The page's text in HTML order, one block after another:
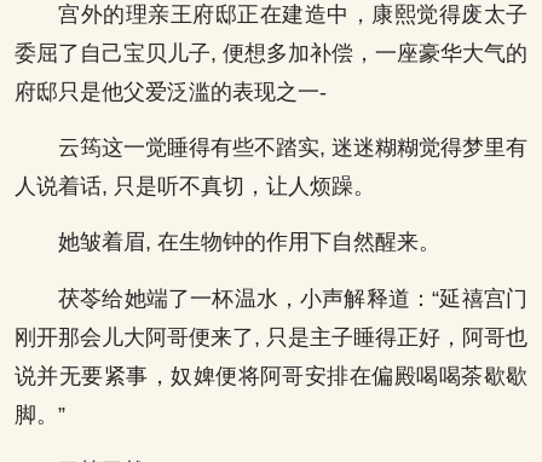
宫外的理亲王府邸正在建造中，康熙觉得废太子
委屈了自己宝贝儿子, 便想多加补偿，一座豪华大气的
府邸只是他父爱泛滥的表现之一-
云筠这一觉睡得有些不踏实, 迷迷糊糊觉得梦里有
人说着话, 只是听不真切，让人烦躁。
她皱着眉, 在生物钟的作用下自然醒来。
茯苓给她端了一杯温水，小声解释道：“延禧宫门
刚开那会儿大阿哥便来了, 只是主子睡得正好，阿哥也
说并无要紧事，奴婢便将阿哥安排在偏殿喝喝茶歇歇
脚。”